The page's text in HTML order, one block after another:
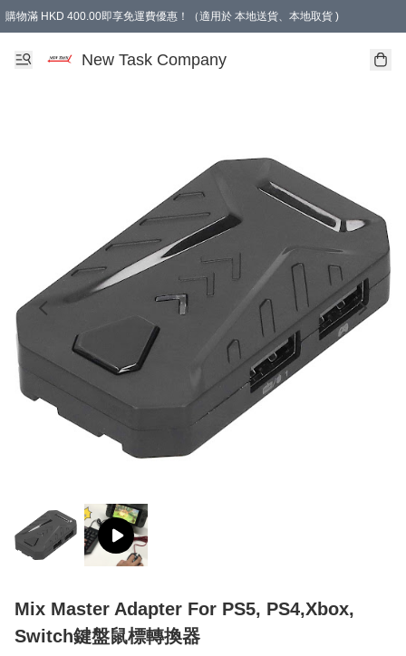
購物滿 HKD 400.00即享免運費優惠！（適用於 本地送貨、本地取貨 )
New Task Company
Mix Master Adapter For PS5, PS4,Xbox,
Switch鍵盤鼠標轉換器